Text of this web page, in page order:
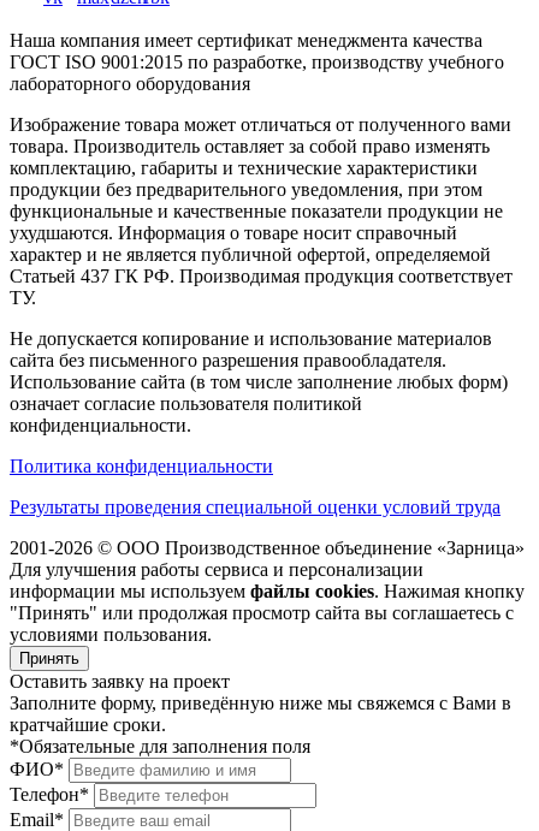
Наша компания имеет сертификат менеджмента качества
ГОСТ ISO 9001:2015 по разработке, производству учебного
лабораторного оборудования
Изображение товара может отличаться от полученного вами
товара. Производитель оставляет за собой право изменять
комплектацию, габариты и технические характеристики
продукции без предварительного уведомления, при этом
функциональные и качественные показатели продукции не
ухудшаются. Информация о товаре носит справочный
характер и не является публичной офертой, определяемой
Статьей 437 ГК РФ. Производимая продукция соответствует
ТУ.
Не допускается копирование и использование материалов
сайта без письменного разрешения правообладателя.
Использование сайта (в том числе заполнение любых форм)
означает согласие пользователя политикой
конфиденциальности.
Политика конфиденциальности
Результаты проведения специальной оценки условий труда
2001-2026 © ООО Производственное объединение «Зарница»
Для улучшения работы сервиса и персонализации
информации мы используем файлы cookies. Нажимая кнопку
"Принять" или продолжая просмотр сайта вы соглашаетесь с
условиями пользования.
Принять
Оставить заявку на проект
Заполните форму, приведённую ниже мы свяжемся с Вами в
кратчайшие сроки.
*Обязательные для заполнения поля
ФИО*
Телефон*
Email*